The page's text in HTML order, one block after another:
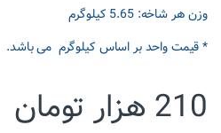
وزن هر شاخه: 5.65 کیلوگرم
* قیمت واحد بر اساس کیلوگرم می باشد.
210 هزار تومان